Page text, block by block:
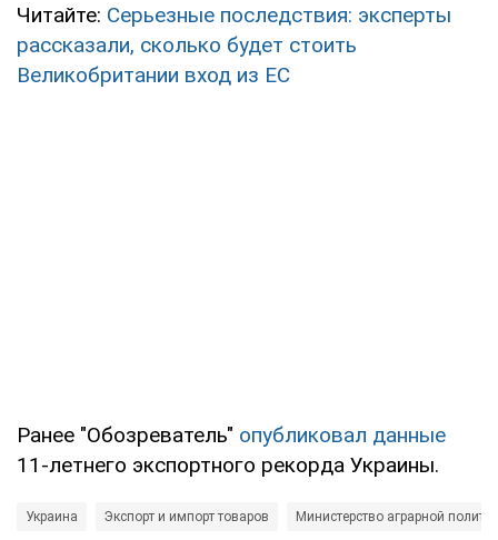
Читайте: Серьезные последствия: эксперты
рассказали, сколько будет стоить
Великобритании вход из ЕС
Ранее "Обозреватель" опубликовал данные
11-летнего экспортного рекорда Украины.
Украина Экспорт и импорт товаров Министерство аграрной